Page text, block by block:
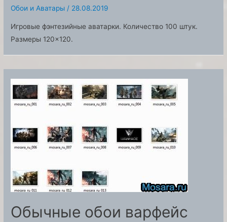
Обои и Аватары / 28.08.2019
Игровые фэнтезийные аватарки. Количество 100 штук.
Размеры 120×120.
Обычные обои варфейс